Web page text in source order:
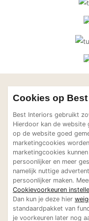
Bekijk meer
Erik van Gelder
Devoted to
Erik van Gelder BV |
Devoted to garden
design
Cookies op
Best Interiors gebruikt
Hierdoor kan de website
op de website goed
marketingcookies
marketingcookies
persoonlijker en meer
namelijk nuttige
persoonlijker maken.
Cookievoorkeuren
Dan kun je deze hier
standaardpakket van
je voorkeuren later nog